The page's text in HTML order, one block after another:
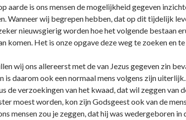
aarde is ons mensen de mogelijkheid gegeven
Wanneer wij begrepen hebben, dat op dit tijdelijk
nieuwsgierig worden hoe het volgende bestaan
komen. Het is onze opgave deze weg te zoeken en
wij ons allereerst met de van Jezus gegeven zin
is daarom ook een normaal mens volgens zijn
de verzoekingen van het kwaad, dat wil zeggen van
moest worden, kon zijn Godsgeest ook van de
mensen zou je zeggen, dat hij was wedergeboren in